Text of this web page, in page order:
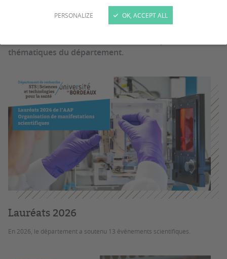
PERSONALIZE OK, ACCEPT ALL
Le Département STS souhaite renouveler son
dispositif de soutien pour l’organisation de colloques,
thématiques du département.
Lauréats 2026
En 2026, le département a soutenu 13 événements scientifiques.